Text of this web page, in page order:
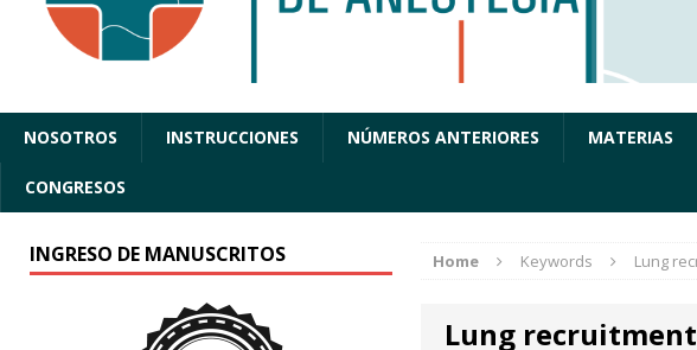
NOSOTROS INSTRUCCIONES NÚMEROS ANTERIORES MATERIAS
CONGRESOS
Home Keywords Lung
Lung recruitment
INGRESO DE MANUSCRITOS